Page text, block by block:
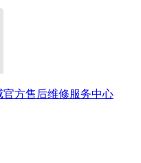
官方售后维修服务中心